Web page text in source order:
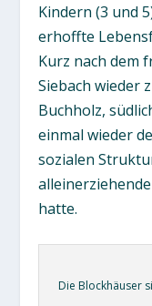
Kindern (3 und
erhoffte
Kurz nach dem
Siebach wieder
Buchholz,
einmal wieder
sozialen
hatte.
Die Blockhäuser